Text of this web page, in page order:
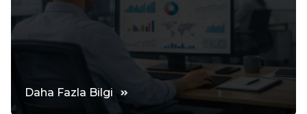
Daha Fazla Bilgi